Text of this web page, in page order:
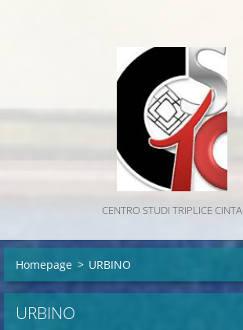
CENTRO STUDI TRIPLICE CINTA
Homepage > URBINO
URBINO